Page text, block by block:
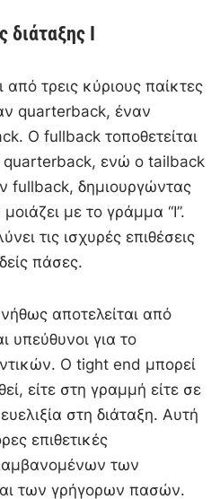
διάταξης I
από τρεις κύριους παίκτες
quarterback, έναν
Ο fullback τοποθετείται
ενώ ο tailback
fullback, δημιουργώντας
με το γράμμα “I”.
τις ισχυρές επιθέσεις
πάσες.
αποτελείται από
υπεύθυνοι για το
Ο tight end μπορεί
είτε στη γραμμή είτε σε
στη διάταξη. Αυτή
επιθετικές
των
των γρήγορων πασών.